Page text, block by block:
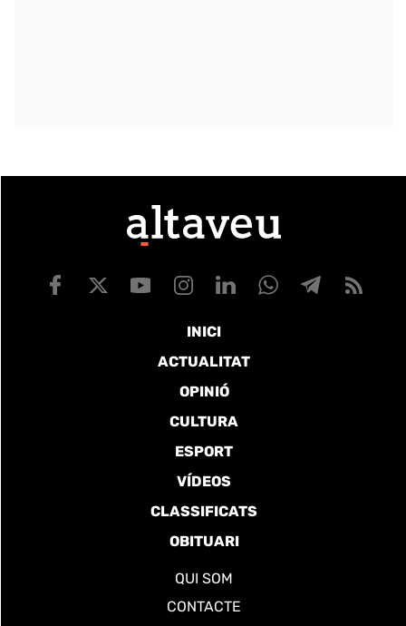
INICI
ACTUALITAT
OPINIÓ
CULTURA
ESPORT
VÍDEOS
CLASSIFICATS
OBITUARI
QUI SOM
CONTACTE